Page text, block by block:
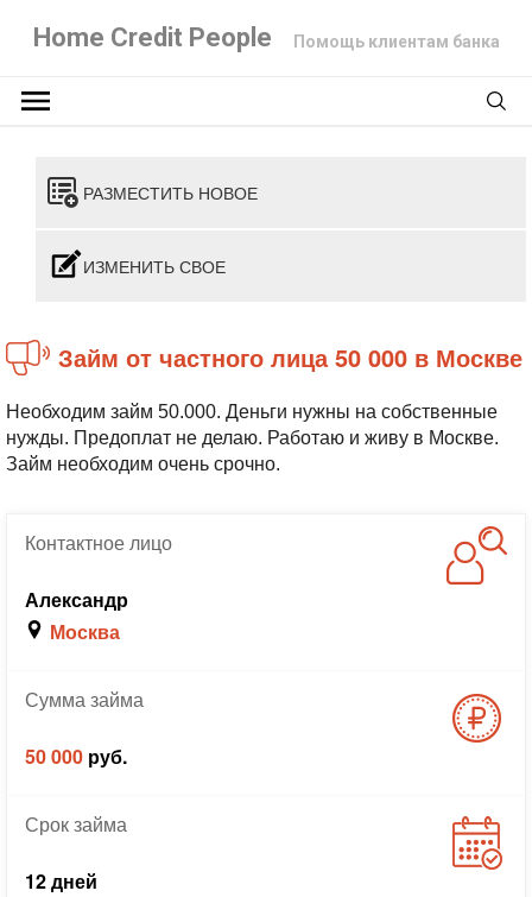
Home Credit People Помощь клиентам банка
РАЗМЕСТИТЬ НОВОЕ
ИЗМЕНИТЬ СВОЕ
Займ от частного лица 50 000 в Москве
Необходим займ 50.000. Деньги нужны на собственные
нужды. Предоплат не делаю. Работаю и живу в Москве.
Займ необходим очень срочно.
Контактноелицо
Александр
Москва
Суммазайма
50 000 руб.
Срокзайма
12 дней